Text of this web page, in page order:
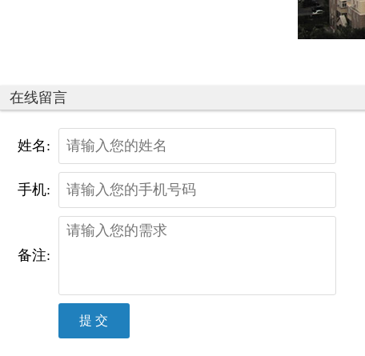
在线留言
姓名:
手机:
备注:
提 交